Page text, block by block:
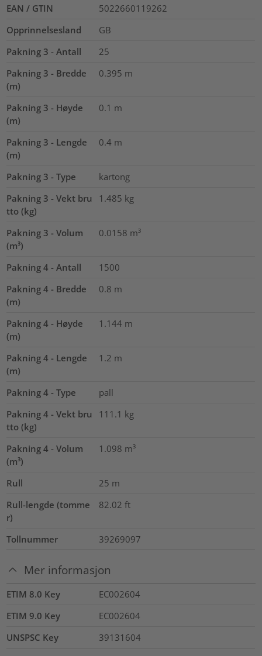
EAN / GTIN
5022660119262
Opprinnelsesland
GB
Pakning 3 - Antall
25
Pakning 3 - Bredde
(m)
0.395 m
Pakning 3 - Høyde
(m)
0.1 m
Pakning 3 - Lengde
(m)
0.4 m
Pakning 3 - Type
kartong
Pakning 3 - Vekt bru
tto (kg)
1.485 kg
Pakning 3 - Volum
(m³)
0.0158 m³
Pakning 4 - Antall
1500
Pakning 4 - Bredde
(m)
0.8 m
Pakning 4 - Høyde
(m)
1.144 m
Pakning 4 - Lengde
(m)
1.2 m
Pakning 4 - Type
pall
Pakning 4 - Vekt bru
tto (kg)
111.1 kg
Pakning 4 - Volum
(m³)
1.098 m³
Rull 25 m
Rull-lengde (tomme
r)
82.02 ft
Tollnummer 39269097
Mer informasjon
ETIM 8.0 Key
EC002604
ETIM 9.0 Key
EC002604
UNSPSC Key
39131604